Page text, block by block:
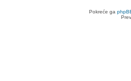
Pokreće ga